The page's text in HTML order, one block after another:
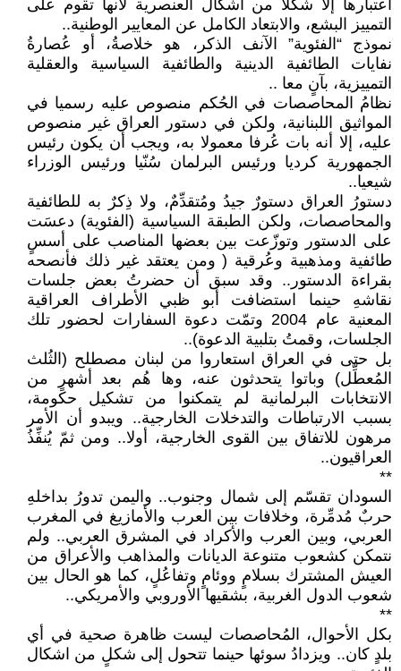
اعتبارها إلا شكلا من أشكال العنصرية لأنها تقوم على
التمييز البشع، والابتعاد الكامل عن المعايير الوطنية..
نموذج “الفئوية” الآنف الذكر، هو خلاصةُ، أو عُصارةُ
نفايات الطائفية الدينية والطائفية السياسية والعقلية
التمييزية، بآنٍ معا ..
نظامُ المحاصصات في الحُكم منصوص عليه رسميا في
المواثيق اللبنانية، ولكن في دستور العراق غير منصوص
عليه، إلا أنه بات عُرفا معمولا به، ويجب أن يكون رئيس
الجمهورية كرديا ورئيس البرلمان سُنّيا ورئيس الوزراء
شيعيا..
دستورُ العراق دستورٌ جيدُ ومُتقدِّمٌ، ولا ذِكرٌ به للطائفية
والمحاصصات، ولكن الطبقة السياسية (الفئوية) دعسَت
على الدستور وتوزّعت بين بعضها المناصب على أسسٍ
طائفية ومذهبية وعُرقية ( ومن يعتقد غير ذلك فأنصحه
بقراءة الدستور.. وقد سبق أن حضرتُ بعض جلسات
نقاشهِ حينما استضافت أبو ظبي الأطراف العراقية
المعنية عام 2004 وتمّت دعوة السفارات لحضور تلك
الجلسات، وقمتُ بتلبية الدعوة)..
بل حتى في العراق استعاروا من لبنان مصطلح (الثُلث
المُعطِّل) وباتوا يتحدثون عنه، وها هُم بعد أشهرٍ من
الانتخابات البرلمانية لم يتمكنوا من تشكيل حكومة،
بسبب الارتباطات والتدخلات الخارجية.. ويبدو أن الأمر
مرهون للاتفاق بين القوى الخارجية، أولا.. ومن ثمّ يُنفِّذُ
العراقيون..
**
السودان تقسّم إلى شمال وجنوب.. واليمن تدورُ بداخلهِ
حربٌ مُدمِّرة، وخلافات بين العرب والأمازيغ في المغرب
العربي، وبين العرب والأكراد في المشرق العربي.. ولم
نتمكن كشعوب متنوعة الديانات والمذاهب والأعراق من
العيش المشترك بسلامٍ ووئامٍ وتفاعُلٍ، كما هو الحال بين
شعوب الدول الغربية، بشقيها الأوروبي والأمريكي..
**
بكل الأحوال، المُحاصصات ليست ظاهرة صحية في أي
بلدٍ كان.. ويزدادُ سوئها حينما تتحول إلى شكلٍ من اشكال